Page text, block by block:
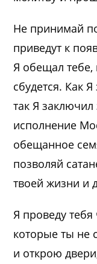
Не принимай
приведут к
Я обещал тебе,
сбудется. Как
так Я
исполнение
обещанное
позволяй
твоей жизни и
Я проведу тебя
которые ты не
и открою